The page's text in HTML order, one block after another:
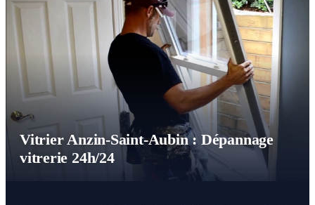
Vitrier Anzin-Saint-Aubin : Dépannage
vitrerie 24h/24